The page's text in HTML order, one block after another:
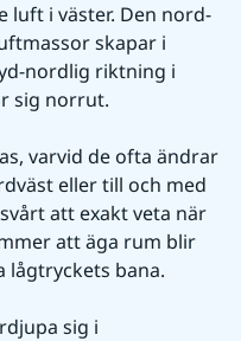
luft i väster. Den nord-
skapar i
nordlig riktning i
sig norrut.
varvid de ofta ändrar
eller till och med
att exakt veta när
att äga rum blir
lågtryckets bana.
sig i